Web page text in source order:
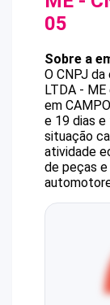
05
Sobre a
O CNPJ
LTDA - ME
em
e 19 dias
situação
atividade
de peças